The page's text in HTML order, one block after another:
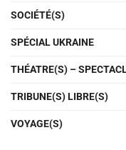
SOCIÉTÉ(S)
SPÉCIAL UKRAINE
THÉATRE(S) –
TRIBUNE(S) LIBRE(S)
VOYAGE(S)